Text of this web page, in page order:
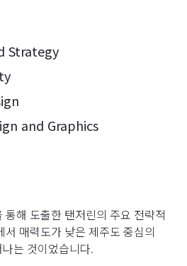
Strategy
and Graphics
해 도출한 탠저린의 주요 전략적
매력도가 낮은 제주도 중심의
는 것이었습니다.